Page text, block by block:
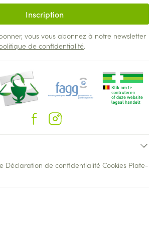
Inscription
vous vous abonnez à notre newsletter
de confidentialité.
Déclaration de confidentialité Cookies Plate-